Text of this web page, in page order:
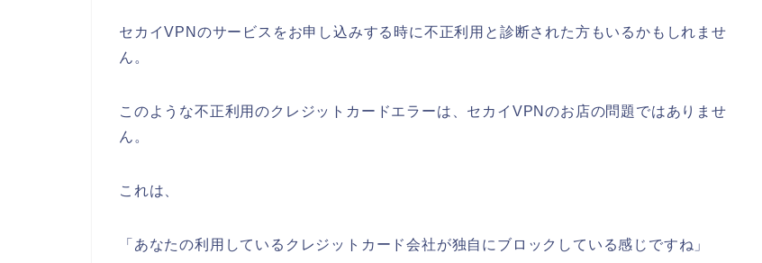
セカイVPNのサービスをお申し込みする時に不正利用と診断された方もいるかもしれませ
ん。
このような不正利用のクレジットカードエラーは、セカイVPNのお店の問題ではありませ
ん。
これは、
「あなたの利用しているクレジットカード会社が独自にブロックしている感じですね」